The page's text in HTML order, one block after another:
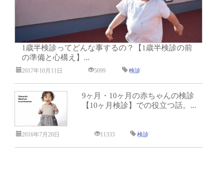
1歳半検診ってどんな事するの？【1歳半検診の前
の準備と心構え】...
2017年10月11日 5099 検診
9ヶ月・10ヶ月の赤ちゃんの検診
【10ヶ月検診】での役立つ話。...
2016年7月20日 11333 検診